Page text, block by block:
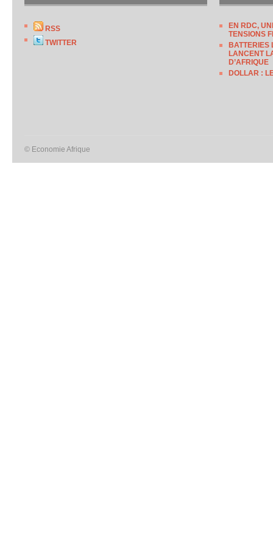
RSS
TWITTER
EN RDC,
TENSIONS
BATTERIES
LANCENT
D’AFRIQUE
DOLLAR :
© Economie Afrique